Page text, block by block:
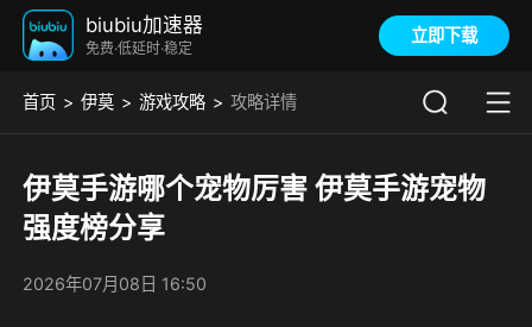
biubiu加速器
免费·低延时·稳定
立即下载
首页 伊莫 游戏攻略 攻略详情
伊莫手游哪个宠物厉害 伊莫手游宠物
强度榜分享
2026年07月08日 16:50